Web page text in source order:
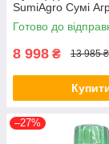
SumiAgro Сумі
Готово до
8 998 ₴ 13 985 ₴
–27%